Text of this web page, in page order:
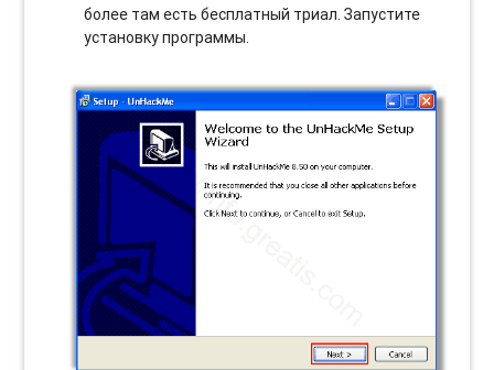
более там есть бесплатный триал. Запустите
установку программы.